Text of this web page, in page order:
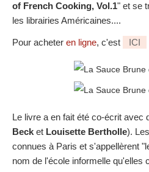
of French Cooking, Vol.1" et se
les librairies Américaines....
Pour acheter en ligne, c'est ICI
Le livre a en fait été co-écrit avec
Beck et Louisette Bertholle).
connues à Paris et s'appellèrent
nom de l'école informelle qu'elles